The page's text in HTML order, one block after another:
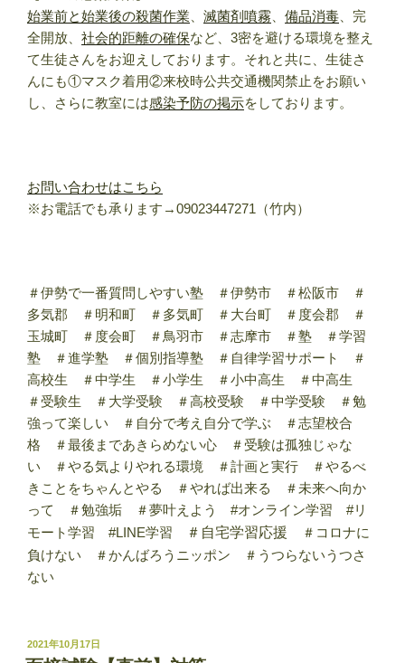
始業前と始業後の殺菌作業
滅菌剤噴霧 備品消毒 、完
全開放、 社会的距離の確保など、3密を避ける環境を整え
て生徒さんをお迎えしております。それと共に、生徒さ
んにも①マスク着用②来校時公共交通機関禁止をお願い
し、さらに教室には感染予防の掲示をしております。
お問い合わせはこちら
※お電話でも承ります→09023447271（竹内）
＃伊勢で一番質問しやすい塾 ＃伊勢市 ＃松阪市 ＃
多気郡 ＃明和町 ＃多気町 ＃大台町 ＃度会郡 ＃
玉城町 ＃度会町 ＃鳥羽市 ＃志摩市 ＃塾 ＃学習
塾 ＃進学塾 ＃個別指導塾 ＃自律学習サポート ＃
高校生 ＃中学生 ＃小学生 ＃小中高生 ＃中高生
＃受験生 ＃大学受験 ＃高校受験 ＃中学受験 ＃勉
強って楽しい ＃自分で考え自分で学ぶ ＃志望校合
格 ＃最後まであきらめない心 ＃受験は孤独じゃな
い ＃やる気よりやれる環境 ＃計画と実行 ＃やるべ
きことをちゃんとやる ＃やれば出来る ＃未来へ向か
って ＃勉強垢 ＃夢叶えよう #オンライン学習 #リ
モート学習 #LINE学習
＃自宅学習応援
＃コロナに
負けない ＃かんばろうニッポン ＃うつらないうつさ
ない
投
稿
2021年10月17日